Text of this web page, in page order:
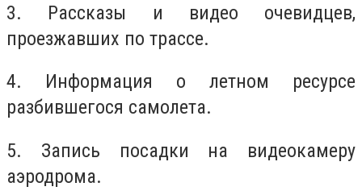
3. Рассказы и видео очевидцев,
проезжавших по трассе.
4. Информация о летном ресурсе
разбившегося самолета.
5. Запись посадки на видеокамеру
аэродрома.